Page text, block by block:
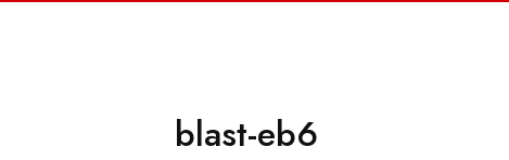
blast-eb6